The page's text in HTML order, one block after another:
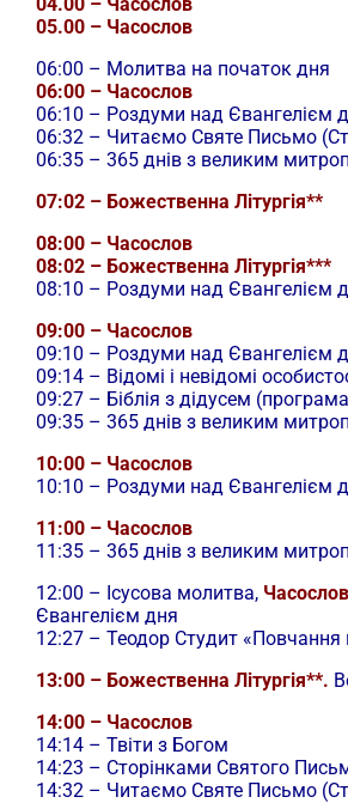
05.00 – Часослов
06:00 – Молитва на початок дня
06:00 – Часослов
06:10 – Роздуми над Євангелієм
06:32 – Читаємо Святе Письмо
06:35 – 365 днів з великим
07:02 – Божественна Літургія**
08:00 – Часослов
08:02 – Божественна Літургія***
08:10 – Роздуми над Євангелієм
09:00 – Часослов
09:10 – Роздуми над Євангелієм
09:14 – Відомі і невідомі
09:27 – Біблія з дідусем
09:35 – 365 днів з великим
10:00 – Часослов
10:10 – Роздуми над Євангелієм
11:00 – Часослов
11:35 – 365 днів з великим
12:00 – Ісусова молитва, Часослов
Євангелієм дня
12:27 – Теодор Студит
13:00 – Божественна Літургія**.
14:00 – Часослов
14:14 – Твіти з Богом
14:23 – Сторінками Святого
14:32 – Читаємо Святе Письмо